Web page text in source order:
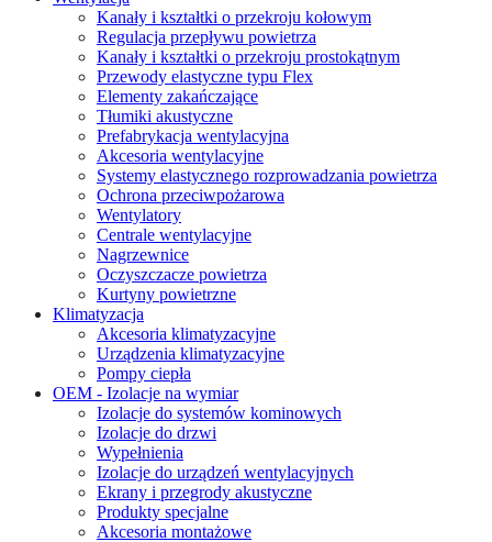
Kanały i kształtki o przekroju kołowym
Regulacja przepływu powietrza
Kanały i kształtki o przekroju prostokątnym
Przewody elastyczne typu Flex
Elementy zakańczające
Tłumiki akustyczne
Prefabrykacja wentylacyjna
Akcesoria wentylacyjne
Systemy elastycznego rozprowadzania powietrza
Ochrona przeciwpożarowa
Wentylatory
Centrale wentylacyjne
Nagrzewnice
Oczyszczacze powietrza
Kurtyny powietrzne
Klimatyzacja
Akcesoria klimatyzacyjne
Urządzenia klimatyzacyjne
Pompy ciepła
OEM - Izolacje na wymiar
Izolacje do systemów kominowych
Izolacje do drzwi
Wypełnienia
Izolacje do urządzeń wentylacyjnych
Ekrany i przegrody akustyczne
Produkty specjalne
Akcesoria montażowe